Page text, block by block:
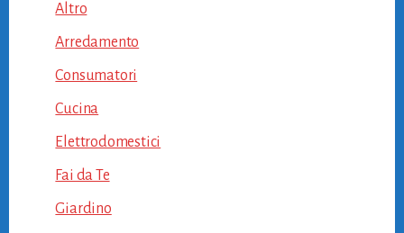
Altro
Arredamento
Consumatori
Cucina
Elettrodomestici
Fai da Te
Giardino